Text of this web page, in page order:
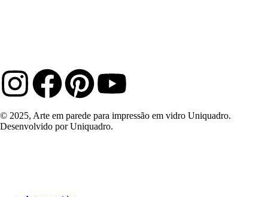
© 2025, Arte em parede para impressão em vidro Uniquadro.
Desenvolvido por Uniquadro.